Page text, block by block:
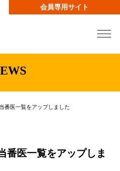
会員専用サイト
番医一覧をアップしました
番医一覧をアップしま